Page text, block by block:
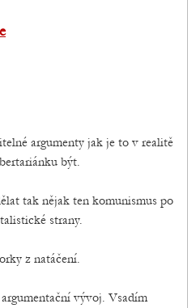
argumenty jak je to v realitě
být.
tak nějak ten komunismus po
strany.
z natáčení.
vývoj. Vsadím